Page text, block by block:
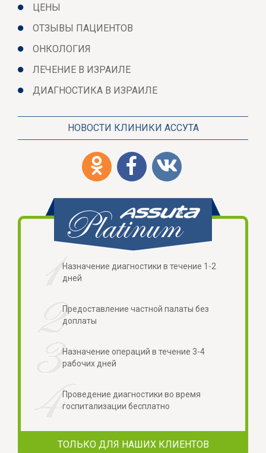
ЦЕНЫ
ОТЗЫВЫ ПАЦИЕНТОВ
ОНКОЛОГИЯ
ЛЕЧЕНИЕ В ИЗРАИЛЕ
ДИАГНОСТИКА В ИЗРАИЛЕ
НОВОСТИ КЛИНИКИ АССУТА
Назначение диагностики в течение 1-2
дней
Предоставление частной палаты без
доплаты
Назначение операций в течение 3-4
рабочих дней
Проведение диагностики во время
госпитализации бесплатно
ТОЛЬКО ДЛЯ НАШИХ КЛИЕНТОВ